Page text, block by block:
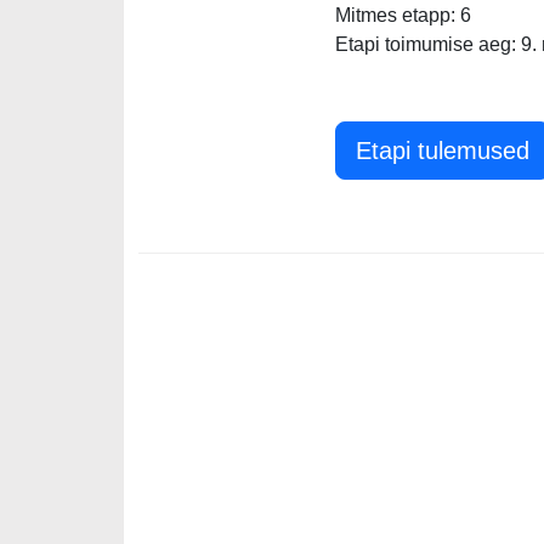
Mitmes etapp: 6
Etapi toimumise aeg: 9.
Etapi tulemused